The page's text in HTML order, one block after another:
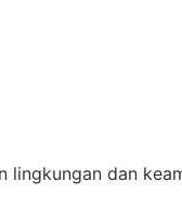
lingkungan dan